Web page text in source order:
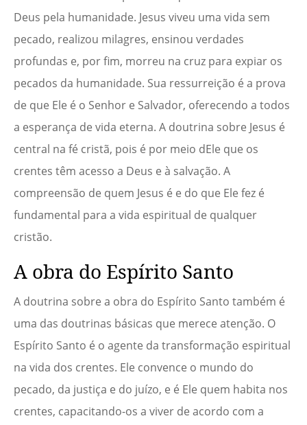
Deus pela humanidade. Jesus viveu uma vida sem
pecado, realizou milagres, ensinou verdades
profundas e, por fim, morreu na cruz para expiar os
pecados da humanidade. Sua ressurreição é a prova
de que Ele é o Senhor e Salvador, oferecendo a todos
a esperança de vida eterna. A doutrina sobre Jesus é
central na fé cristã, pois é por meio dEle que os
crentes têm acesso a Deus e à salvação. A
compreensão de quem Jesus é e do que Ele fez é
fundamental para a vida espiritual de qualquer
cristão.
A obra do Espírito Santo
A doutrina sobre a obra do Espírito Santo também é
uma das doutrinas básicas que merece atenção. O
Espírito Santo é o agente da transformação espiritual
na vida dos crentes. Ele convence o mundo do
pecado, da justiça e do juízo, e é Ele quem habita nos
crentes, capacitando-os a viver de acordo com a